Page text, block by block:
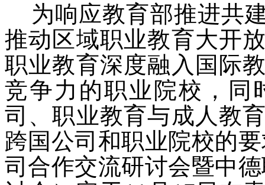
为响应教育部推进共
推动区域职业教育大开
职业教育深度融入国际
竞争力的职业院校，同
司、职业教育与成人教
跨国公司和职业院校的
司合作交流研讨会暨中